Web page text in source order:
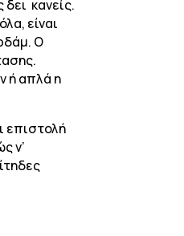
κανείς.
είναι
Ο
ή απλά η
επιστολή
ν’